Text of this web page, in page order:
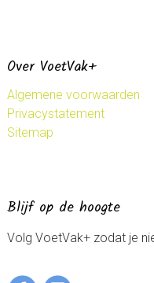
Over VoetVak+
Algemene voorwaarden
Privacystatement
Sitemap
Blijf op de hoogte
Volg VoetVak+ zodat je